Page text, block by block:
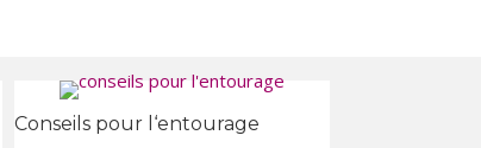
Conseils pour l‘entourage